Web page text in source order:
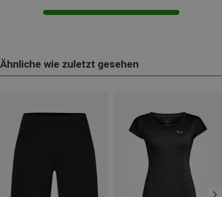
Ähnliche wie zuletzt gesehen